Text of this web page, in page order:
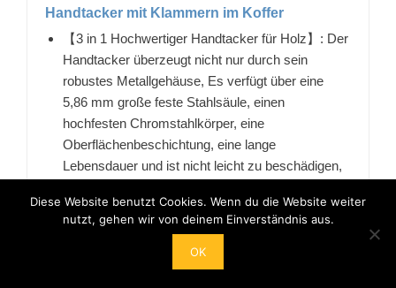
Handtacker mit Klammern im Koffer
【3 in 1 Hochwertiger Handtacker für Holz】: Der
Handtacker überzeugt nicht nur durch sein
robustes Metallgehäuse, Es verfügt über eine
5,86 mm große feste Stahlsäule, einen
hochfesten Chromstahlkörper, eine
Oberflächenbeschichtung, eine lange
Lebensdauer und ist nicht leicht zu beschädigen,
【Leichte Anwendung klammermaschine】: Ein
schneller und einfacher Klammerwechsel wird
durch das aufklappbare Magazin . Wenn der
Nagel der Klammerpistole feststeckt, können Sie
Diese Website benutzt Cookies. Wenn du die Website weiter
nutzt, gehen wir von deinem Einverständnis aus.
OK